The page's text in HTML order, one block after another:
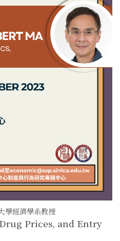
經濟學系教授
Prices, and Entry